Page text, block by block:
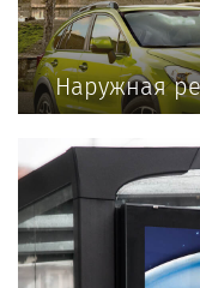
Наружная